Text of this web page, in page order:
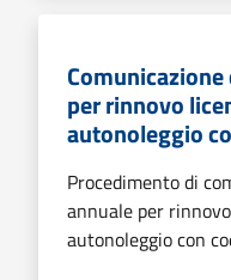
per rinnovo
autonoleggio
Procedimento di
annuale per
autonoleggio con